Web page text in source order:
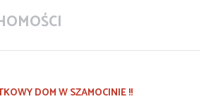
DOM W SZAMOCINIE !!